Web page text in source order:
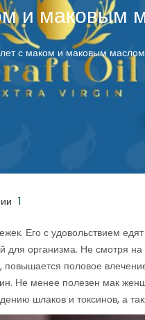
и маковым
с маком и маковым маслом
1
Его с удовольствием
для организма. Не смотря
повышается половое
Не менее полезен мак
шлаков и токсинов, а